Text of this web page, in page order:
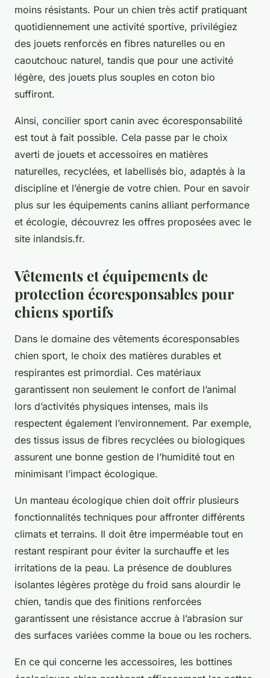
moins résistants. Pour un chien très actif pratiquant
quotidiennement une activité sportive, privilégiez
des jouets renforcés en fibres naturelles ou en
caoutchouc naturel, tandis que pour une activité
légère, des jouets plus souples en coton bio
suffiront.
Ainsi, concilier sport canin avec écoresponsabilité
est tout à fait possible. Cela passe par le choix
averti de jouets et accessoires en matières
naturelles, recyclées, et labellisés bio, adaptés à la
discipline et l’énergie de votre chien. Pour en savoir
plus sur les équipements canins alliant performance
et écologie, découvrez les offres proposées avec le
site inlandsis.fr.
Vêtements et équipements de
protection écoresponsables pour
chiens sportifs
Dans le domaine des vêtements écoresponsables
chien sport, le choix des matières durables et
respirantes est primordial. Ces matériaux
garantissent non seulement le confort de l’animal
lors d’activités physiques intenses, mais ils
respectent également l’environnement. Par exemple,
des tissus issus de fibres recyclées ou biologiques
assurent une bonne gestion de l’humidité tout en
minimisant l’impact écologique.
Un manteau écologique chien doit offrir plusieurs
fonctionnalités techniques pour affronter différents
climats et terrains. Il doit être imperméable tout en
restant respirant pour éviter la surchauffe et les
irritations de la peau. La présence de doublures
isolantes légères protège du froid sans alourdir le
chien, tandis que des finitions renforcées
garantissent une résistance accrue à l’abrasion sur
des surfaces variées comme la boue ou les rochers.
En ce qui concerne les accessoires, les bottines